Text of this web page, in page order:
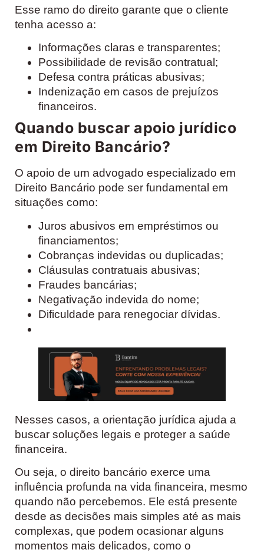
Esse ramo do direito garante que o cliente
tenha acesso a:
Informações claras e transparentes;
Possibilidade de revisão contratual;
Defesa contra práticas abusivas;
Indenização em casos de prejuízos
financeiros.
Quando buscar apoio jurídico
em Direito Bancário?
O apoio de um advogado especializado em
Direito Bancário pode ser fundamental em
situações como:
Juros abusivos em empréstimos ou
financiamentos;
Cobranças indevidas ou duplicadas;
Cláusulas contratuais abusivas;
Fraudes bancárias;
Negativação indevida do nome;
Dificuldade para renegociar dívidas.
Nesses casos, a orientação jurídica ajuda a
buscar soluções legais e proteger a saúde
financeira.
Ou seja, o direito bancário exerce uma
influência profunda na vida financeira, mesmo
quando não percebemos. Ele está presente
desde as decisões mais simples até as mais
complexas, que podem ocasionar alguns
momentos mais delicados, como o